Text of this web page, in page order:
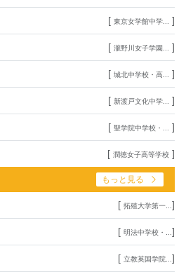
[ 東京女学館中学... ]
[ 瀧野川女子学園... ]
[ 城北中学校・高... ]
[ 新渡戸文化中学... ]
[ 聖学院中学校・... ]
[ 潤徳女子高等学校 ]
もっと見る
[ 拓殖大学第一... ]
[ 明法中学校・... ]
[ 立教英国学院... ]